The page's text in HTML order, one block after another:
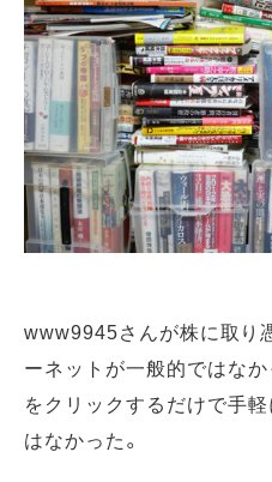
www9945さんが株に取り
ーネットが一般的ではな
をクリックするだけで手
はなかった。